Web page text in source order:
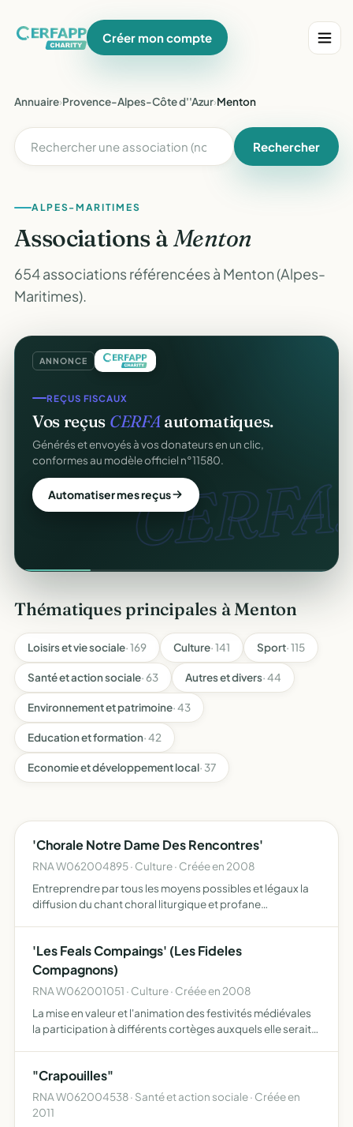
Créer mon compte
Annuaire›Provence-Alpes-Côte d''Azur›Menton
Rechercher
ALPES-MARITIMES
Associations àMenton
654 associations référencées à Menton (Alpes-
Maritimes).
ANNONCE
CERFA.
REÇUS FISCAUX
Vos reçus CERFAautomatiques.
Générés et envoyés à vos donateurs en un clic,
conformes au modèle officiel n°11580.
Automatiser mes reçus
Thématiques principales à Menton
Loisirs et vie sociale· 169 Culture· 141 Sport· 115
Santé et action sociale· 63 Autres et divers· 44
Environnement et patrimoine· 43
Education et formation· 42
Economie et développement local· 37
'Chorale Notre Dame Des Rencontres'
RNA W062004895 · Culture · Créée en 2008
Entreprendre par tous les moyens possibles et légaux la
diffusion du chant choral liturgique et profane
'Les Feals Compaings' (Les Fideles
Compagnons)
RNA W062001051 · Culture · Créée en 2008
La mise en valeur et l'animation des festivités médiévales
la participation à différents cortèges auxquels elle serait
"Crapouilles"
RNA W062004538 · Santé et action sociale · Créée en
2011